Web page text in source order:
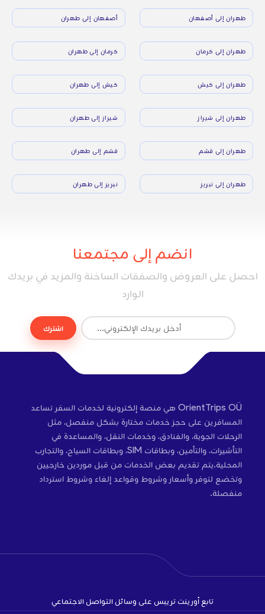
طهران إلى أصفهان أصفهان إلى طهران
طهران إلى كرمان كرمان إلى طهران
طهران إلى كيش كيش إلى طهران
طهران إلى شيراز شيراز إلى طهران
طهران إلى قشم قشم إلى طهران
طهران إلى تبريز تبريز إلى طهران
انضم إلى مجتمعنا
احصل على العروض والصفقات الساخنة والمزيد في بريدك
الوارد
اشترك
OrientTrips OÜ هي منصة إلكترونية لخدمات السفر تساعد
المسافرين على حجز خدمات مختارة بشكل منفصل، مثل
الرحلات الجوية، والفنادق، وخدمات النقل، والمساعدة في
التأشيرات، والتأمين، وبطاقات SIM، وبطاقات السياح، والتجارب
المحلية.يتم تقديم بعض الخدمات من قبل موردين خارجيين
وتخضع لتوفر وأسعار وشروط وقواعد إلغاء وشروط استرداد
منفصلة.
تابع أورينت تريبس على وسائل التواصل الاجتماعي